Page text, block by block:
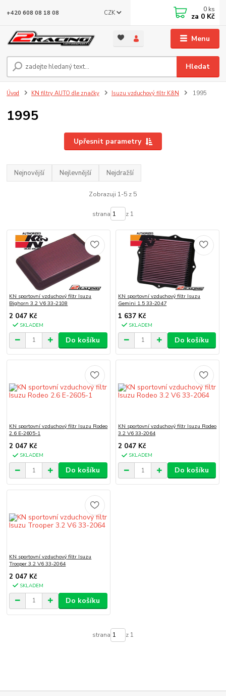
Menu
CZK
Hledat
+420 608 08 18 08 0 ks
za 0 Kč
Úvod KN filtry AUTO dle značky Isuzu vzduchový filtr K&N 1995
1995
Upřesnit parametry
Nejnovější Nejlevnější Nejdražší
Zobrazuji 1-5 z 5
strana z 1
KN sportovní vzduchový filtr Isuzu
Bighorn 3.2 V6 33-2108
2 047 Kč
SKLADEM
Do košíku
KN sportovní vzduchový filtr Isuzu
Gemini 1.5 33-2047
1 637 Kč
SKLADEM
Do košíku
KN sportovní vzduchový filtr Isuzu Rodeo
2.6 E-2605-1
2 047 Kč
SKLADEM
Do košíku
KN sportovní vzduchový filtr Isuzu Rodeo
3.2 V6 33-2064
2 047 Kč
SKLADEM
Do košíku
KN sportovní vzduchový filtr Isuzu
Trooper 3.2 V6 33-2064
2 047 Kč
SKLADEM
Do košíku
strana z 1